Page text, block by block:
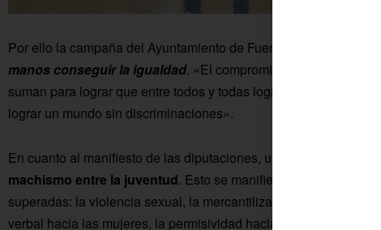
Por ello la campaña del Ayuntamiento de Fuente Palmera del
manos conseguir la igualdad. «El compromiso individual,
suman para lograr que entre todos y todas logremos atajar
lograr un mundo sin discriminaciones».
En cuanto al manifiesto de las diputaciones, uno de los temas
machismo entre la juventud. Esto se manifiesta a través del
superadas: la violencia sexual, la mercantilización del cuerpo
verbal hacia las mujeres, la permisividad hacia el consumo